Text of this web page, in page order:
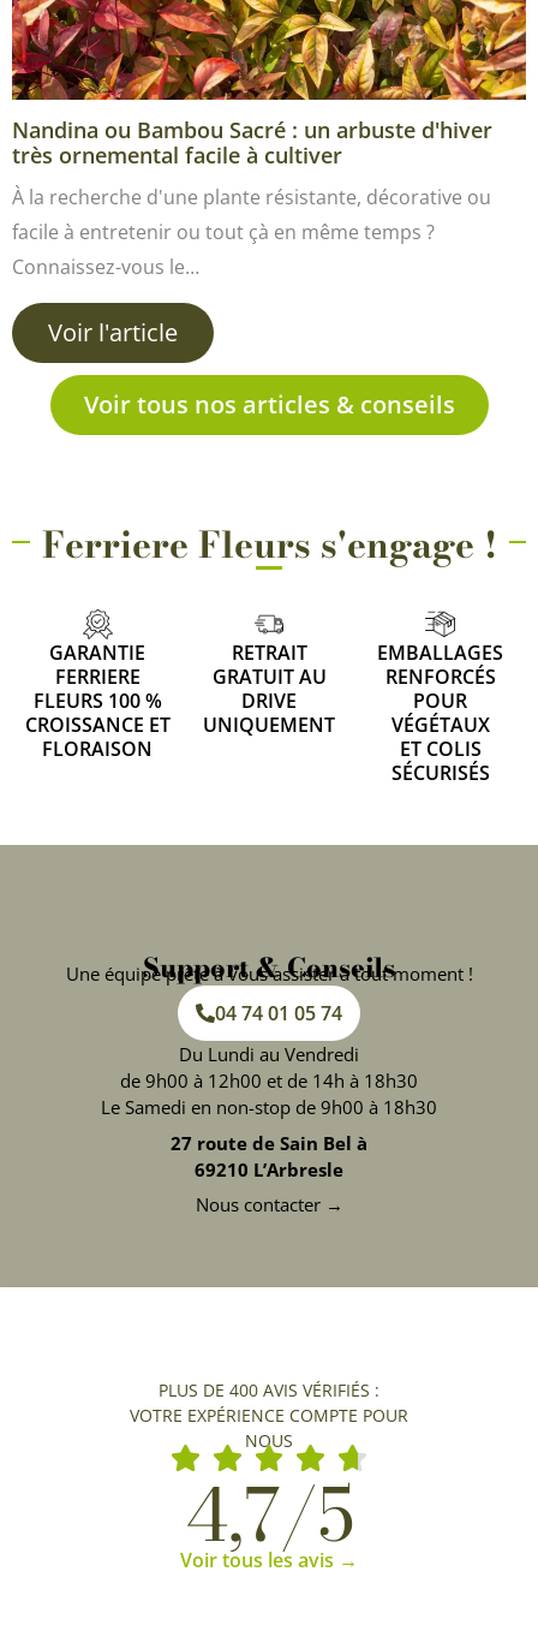
Nandina ou Bambou Sacré : un arbuste d'hiver
très ornemental facile à cultiver
À la recherche d'une plante résistante, décorative ou
facile à entretenir ou tout çà en même temps ?
Connaissez-vous le…
Voir l'article
Voir tous nos articles & conseils
Ferriere Fleurs s'engage !
GARANTIE
FERRIERE
FLEURS 100 %
CROISSANCE ET
FLORAISON
RETRAIT
GRATUIT AU
DRIVE
UNIQUEMENT
EMBALLAGES
RENFORCÉS
POUR
VÉGÉTAUX
ET COLIS
SÉCURISÉS
Support & Conseils
Une équipe prête à vous assister à tout moment !
04 74 01 05 74
Du Lundi au Vendredi
de 9h00 à 12h00 et de 14h à 18h30
Le Samedi en non-stop de 9h00 à 18h30
27 route de Sain Bel à
69210 L’Arbresle
Nous contacter →
PLUS DE 400 AVIS VÉRIFIÉS :
VOTRE EXPÉRIENCE COMPTE POUR
NOUS
4,7/5
Voir tous les avis →